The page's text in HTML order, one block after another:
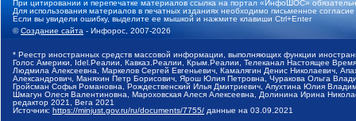
При цитировании и перепечатке материалов ссылка на портал «ИнфоШОС»
Для использования материалов в печатных изданиях необходимо письменное
Если вы увидели ошибку, выделите ее мышкой и нажмите клавиши Ctrl+Enter
©Создание сайта - Инфорос, 2007-2026
* Реестр иностранных средств массовой информации, выполняющих функции
Голос Америки, Idel.Реалии, Кавказ.Реалии, Крым.Реалии, Телеканал Настоящее
Людмила Алексеевна, Маркелов Сергей Евгеньевич, Камалягин Денис Николаевич,
Александрович, Маняхин Петр Борисович, Ярош Юлия Петровна, Чуракова Ольга
Гройсман Софья Романовна, Рождественский Илья Дмитриевич, Апухтина Юлия
Шмагун Олеся Валентиновна, Мароховская Алеся Алексеевна, Долинина Ирина
редактор 2021, Вега 2021
Источник: https://minjust.gov.ru/ru/documents/7755/ данные на 03.09.2021